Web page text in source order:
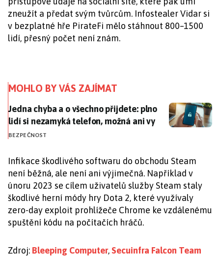
zneužít a předat svým tvůrcům. Infostealer Vidar si
v bezplatné hře PirateFi mělo stáhnout 800–1500
lidí, přesný počet není znám.
MOHLO BY VÁS ZAJÍMAT
Jedna chyba a o všechno přijdete: plno lidí si
Jedna chyba a o všechno přijdete: plno
lidí si nezamyká telefon, možná ani vy
BEZPEČNOST
Infikace škodlivého softwaru do obchodu Steam
není běžná, ale není ani výjimečná. Například v
únoru 2023 se cílem uživatelů služby Steam staly
škodlivé herní módy hry Dota 2, které využívaly
zero-day exploit prohlížeče Chrome ke vzdálenému
spuštění kódu na počítačích hráčů.
Zdroj: Bleeping Computer, Secuinfra Falcon Team